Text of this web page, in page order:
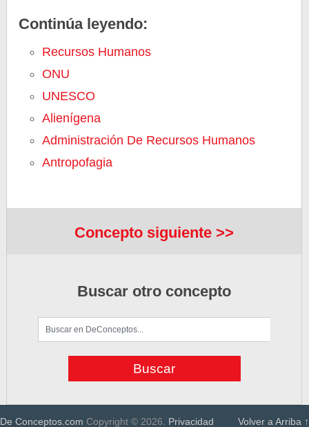
Continúa leyendo:
Recursos Humanos
ONU
UNESCO
Alienígena
Administración De Recursos Humanos
Antropofagia
Concepto siguiente >>
Buscar otro concepto
De Conceptos.com Copyright © 2026. Privacidad Volver a Arriba ↑